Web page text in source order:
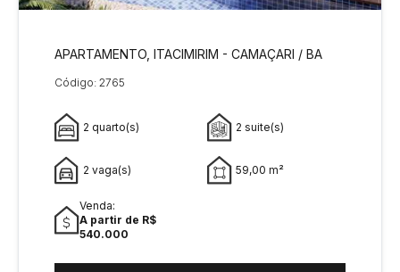
APARTAMENTO, ITACIMIRIM - CAMAÇARI / BA
Código: 2765
2 quarto(s) 2 suite(s)
2 vaga(s) 59,00 m²
Venda:
A partir de R$
540.000